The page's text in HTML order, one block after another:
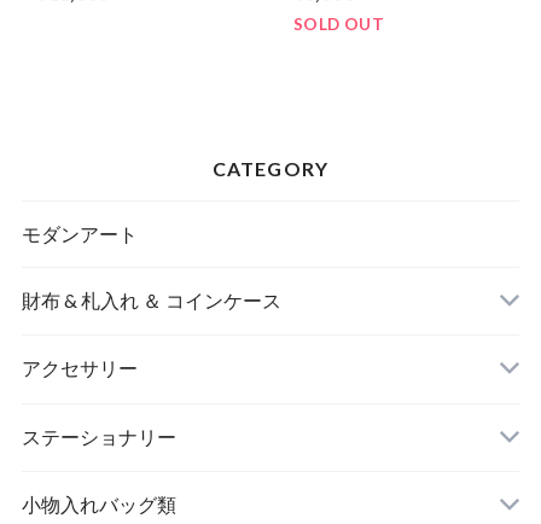
SOLD OUT
CATEGORY
モダンアート
財布 & 札入れ ＆ コインケース
長財布
アクセサリー
イヤリング＆ピアス
ステーショナリー
名刺入れ
小物入れバッグ類